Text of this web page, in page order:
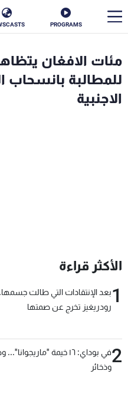
PROGRAMS
مئات الافغان
للمطالبة بانسحاب
الاجنبية
الأكثر قراءة
1بعد الإنتقادات التي طالت
رودريغيز تخرج عن صمتها
2
في بوداي: ١٦ خيمة
وذخائر
الأخبار
سياسة
جدول البرامج
شاهد البرامج
الترددات
لاعلاناتكم